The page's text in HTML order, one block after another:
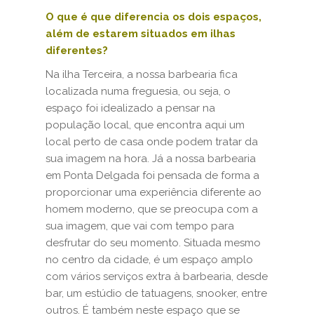
O que é que diferencia os dois espaços,
além de estarem situados em ilhas
diferentes?
Na ilha Terceira, a nossa barbearia fica
localizada numa freguesia, ou seja, o
espaço foi idealizado a pensar na
população local, que encontra aqui um
local perto de casa onde podem tratar da
sua imagem na hora. Já a nossa barbearia
em Ponta Delgada foi pensada de forma a
proporcionar uma experiência diferente ao
homem moderno, que se preocupa com a
sua imagem, que vai com tempo para
desfrutar do seu momento. Situada mesmo
no centro da cidade, é um espaço amplo
com vários serviços extra à barbearia, desde
bar, um estúdio de tatuagens, snooker, entre
outros. É também neste espaço que se